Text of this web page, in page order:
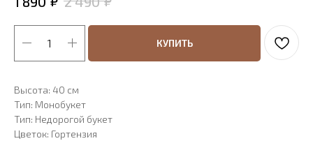
КУПИТЬ
Высота: 40 см
Тип: Монобукет
Тип: Недорогой букет
Цветок: Гортензия